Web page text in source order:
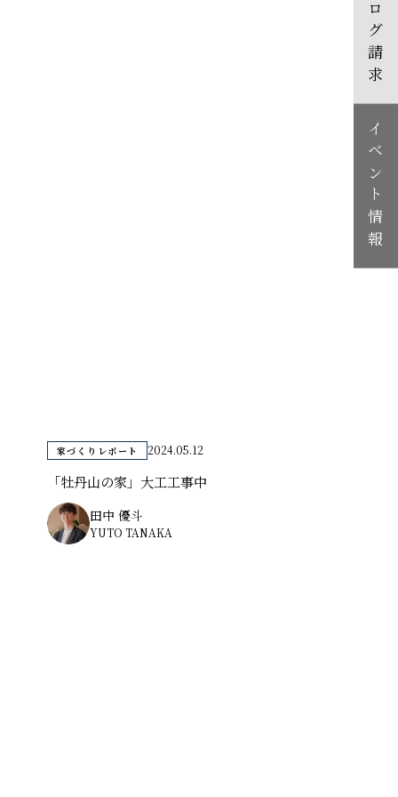
家づくりレポート 2024.05.12
「牡丹山の家」大工工事中
田中 優斗
YUTO TANAKA
イベント情報